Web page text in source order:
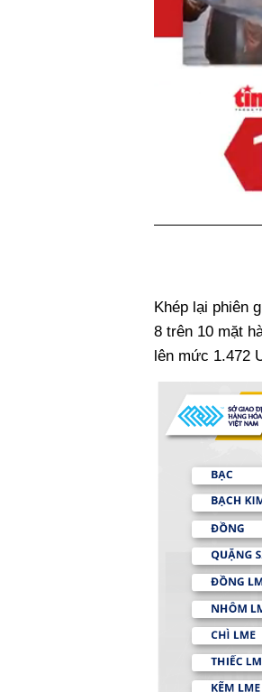
Khép lại phiên
8 trên 10 mặt
lên mức 1.472